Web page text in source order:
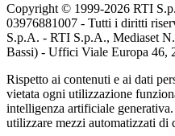
Copyright © 1999-2026 RTI
03976881007 - Tutti i diritti
S.p.A. - RTI S.p.A., Mediaset
Bassi) - Uffici Viale Europa 46,
Rispetto ai contenuti e ai dati
vietata ogni utilizzazione
intelligenza artificiale
utilizzare mezzi automatizzati di